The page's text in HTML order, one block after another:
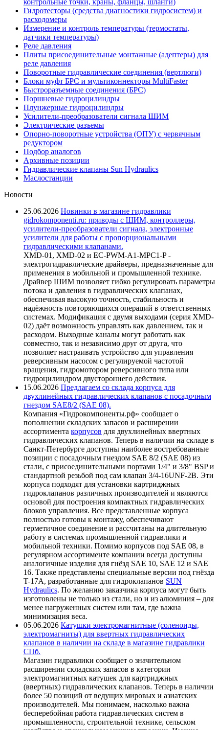
Гидротесторы (средства диагностики гидросистем) и
расходомеры
Измерение и контроль температуры (термостаты,
датчики температуры)
Реле давления
Плиты присоединительные монтажные (адептеры) для
реле давления
Поворотные гидравлические соединения (вертлюги)
Блоки муфт БРС и мультиконнекторы MultiFaster
Быстроразъемные соединения (БРС)
Поршневые гидроцилиндры
Плунжерные гидроцилиндры
Усилители-преобразователи сигнала ШИМ
Электрические разъемы
Опорно-поворотные устройства (ОПУ) с червячным
редуктором
Подбор аналогов
Архивные позиции
Гидравлические клапаны Sun Hydraulics
Маслостанции
Новости
25.06.2026 Новинки в магазине гидравлики
gidrokomponenti.ru: приводы с ШИМ, контроллеры,
усилители-преобразователи сигнала, электронные
усилители для работы с пропорциональными
гидравлическими клапанами.
XMD-01, XMD-02 и EC-PWM-A1-MPC1-P -
электрогидравлические драйверы, предназначенные для
применения в мобильной и промышленной технике.
Драйвер ШИМ позволяет гибко регулировать параметры
потока и давления в гидравлических клапанах,
обеспечивая высокую точность, стабильность и
надёжность повторяющихся операций в ответственных
системах. Модификация с двумя выходами (серия XMD-
02) даёт возможность управлять как давлением, так и
расходом. Выходные каналы могут работать как
совместно, так и независимо друг от друга, что
позволяет настраивать устройство для управления
реверсивным насосом с регулируемой частотой
вращения, гидромотором реверсивного типа или
гидроцилиндром двустороннего действия.
15.06.2026 Предлагаем со склада корпуса для
двухлинейных гидравлических клапанов с посадочным
гнездом SAE8/2 (SAE 08).
Компания «Гидрокомпоненты.рф» сообщает о
пополнении складских запасов и расширении
ассортимента корпусов для двухлинейных ввертных
гидравлических клапанов. Теперь в наличии на складе в
Санкт-Петербурге доступны наиболее востребованные
позиции с посадочным гнездом SAE 8/2 (SAE 08) из
стали, с присоединительными портами 1/4" и 3/8" BSP и
стандартной резьбой под сам клапан 3/4-16UNF-2B. Эти
корпуса подходят для установки картриджных
гидроклапанов различных производителей и являются
основой для построения компактных гидравлических
блоков управления. Все представленные корпуса
полностью готовы к монтажу, обеспечивают
герметичное соединение и рассчитаны на длительную
работу в системах промышленной гидравлики и
мобильной техники. Помимо корпусов под SAE 08, в
регулярном ассортименте компании всегда доступны
аналогичные изделия для гнёзд SAE 10, SAE 12 и SAE
16. Также представлены специальные версии под гнёзда
T-17A, разработанные для гидроклапанов SUN
Hydraulics. По желанию заказчика корпуса могут быть
изготовлены не только из стали, но и из алюминия – для
менее нагруженных систем или там, где важна
минимизация веса.
05.06.2026 Катушки электромагнитные (соленоиды,
электромагниты) для ввертных гидравлических
клапанов в наличии на складе в магазине гидравлики
СПб.
Магазин гидравлики сообщает о значительном
расширении складских запасов в категории
электромагнитных катушек для картриджных
(ввертных) гидравлических клапанов. Теперь в наличии
более 50 позиций от ведущих мировых и азиатских
производителей. Мы понимаем, насколько важна
бесперебойная работа гидравлических систем в
промышленности, строительной технике, сельском